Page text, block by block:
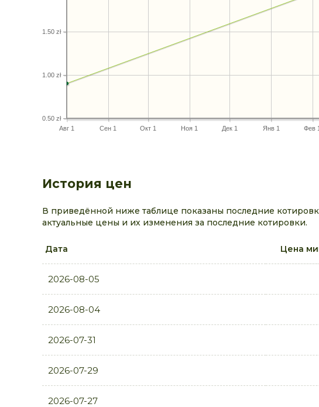
Авг 1 Сен 1 Окт 1 Ноя 1 Дек 1 Янв 1 Фев 1
0.50 zł
1.00 zł
1.50 zł
История цен
В приведённой ниже таблице показаны последние
актуальные цены и их изменения за последние котировки.
Дата Цена
2026-08-05
2026-08-04
2026-07-31
2026-07-29
2026-07-27